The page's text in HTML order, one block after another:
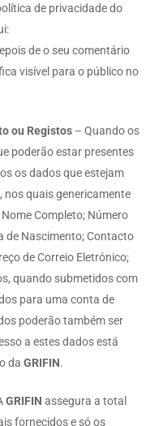
de privacidade do
de o seu comentário
visível para o público no
ou Registos– Quando os
poderão estar presentes
os dados que estejam
nos quais genericamente
Completo; Número
de Nascimento; Contacto
de Correio Eletrónico;
quando submetidos com
para uma conta de
poderão também ser
a estes dados está
da GRIFIN.
GRIFIN assegura a total
fornecidos e só os